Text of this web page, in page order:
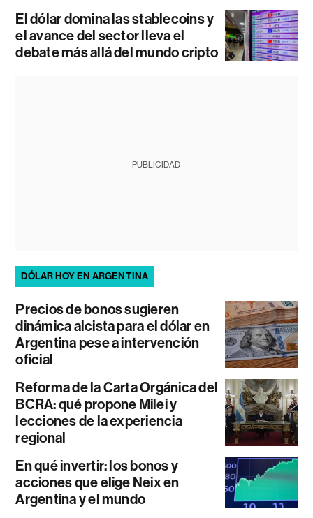
El dólar domina las stablecoins y
el avance del sector lleva el
debate más allá del mundo cripto
PUBLICIDAD
DÓLAR HOY EN ARGENTINA
Precios de bonos sugieren
dinámica alcista para el dólar en
Argentina pese a intervención
oficial
Reforma de la Carta Orgánica del
BCRA: qué propone Milei y
lecciones de la experiencia
regional
En qué invertir: los bonos y
acciones que elige Neix en
Argentina y el mundo